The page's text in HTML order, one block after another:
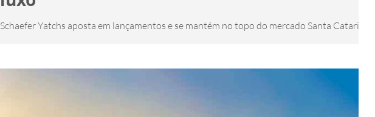
Schaefer Yatchs aposta em lançamentos e se mantém no topo do mercado Santa Catarina se